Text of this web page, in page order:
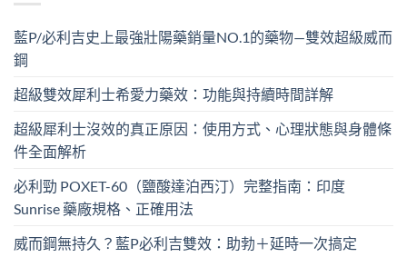
藍P/必利吉史上最強壯陽藥銷量NO.1的藥物—雙效超級威而
鋼
超級雙效犀利士希愛力藥效：功能與持續時間詳解
超級犀利士沒效的真正原因：使用方式、心理狀態與身體條
件全面解析
必利勁 POXET-60（鹽酸達泊西汀）完整指南：印度
Sunrise 藥廠規格、正確用法
威而鋼無持久？藍P必利吉雙效：助勃＋延時一次搞定